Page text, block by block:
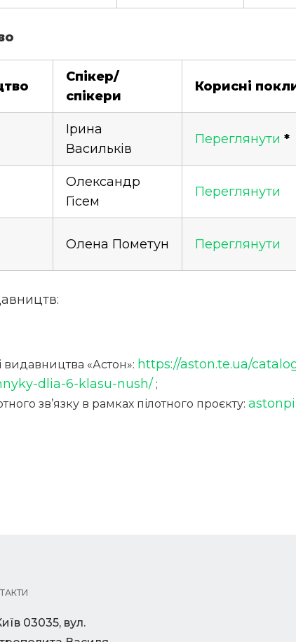
Спікер/
спікери
Корисні
Ірина
Васильків
Переглянути *
Олександр
Гісем
Переглянути
Олена Пометун Переглянути
видавництва «Астон»: https://aston.te.ua/
dlia-6-klasu-nush/ ;
зв’язку в рамках пілотного проєкту:
03035, вул.